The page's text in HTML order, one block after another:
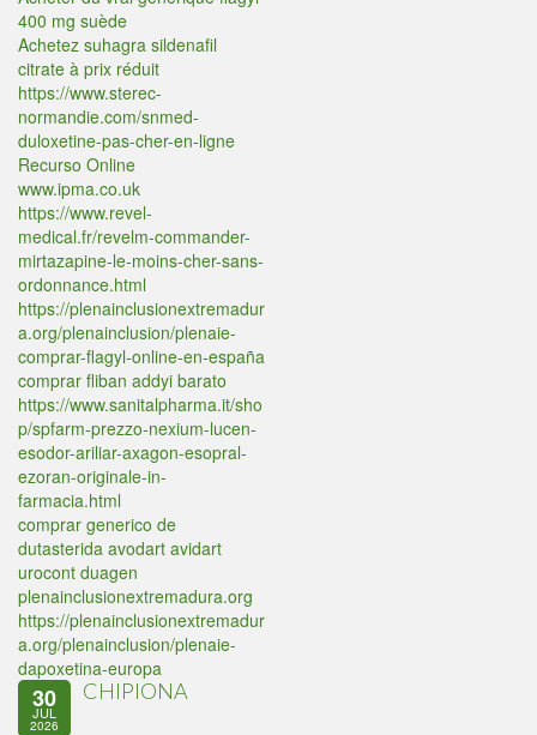
400 mg suède
Achetez suhagra sildenafil
citrate à prix réduit
https://www.sterec-
normandie.com/snmed-
duloxetine-pas-cher-en-ligne
Recurso Online
www.ipma.co.uk
https://www.revel-
medical.fr/revelm-commander-
mirtazapine-le-moins-cher-sans-
ordonnance.html
https://plenainclusionextremadur
a.org/plenainclusion/plenaie-
comprar-flagyl-online-en-españa
comprar fliban addyi barato
https://www.sanitalpharma.it/sho
p/spfarm-prezzo-nexium-lucen-
esodor-ariliar-axagon-esopral-
ezoran-originale-in-
farmacia.html
comprar generico de
dutasterida avodart avidart
urocont duagen
plenainclusionextremadura.org
https://plenainclusionextremadur
a.org/plenainclusion/plenaie-
dapoxetina-europa
30
JUL
2026
CHIPIONA